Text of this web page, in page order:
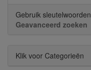
Gebruik
Geavanceerd zoeken
Klik voor Categorieën